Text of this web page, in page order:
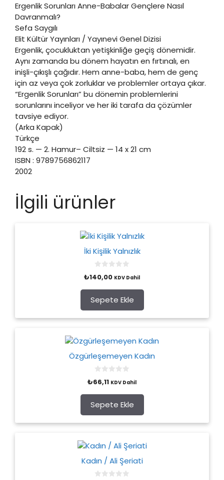
Ergenlik Sorunları Anne-Babalar Gençlere Nasıl
Davranmalı?
Sefa Saygılı
Elit Kültür Yayınları / Yayınevi Genel Dizisi
Ergenlik, çocukluktan yetişkinliğe geçiş dönemidir.
Aynı zamanda bu dönem hayatın en fırtınalı, en
inişli-çıkışlı çağıdır. Hem anne-baba, hem de genç
için az veya çok zorluklar ve problemler ortaya çıkar.
“Ergenlik Sorunları” bu dönemin problemlerini
sorunlarını inceliyor ve her iki tarafa da çözümler
tavsiye ediyor.
(Arka Kapak)
Türkçe
192 s. — 2. Hamur– Ciltsiz — 14 x 21 cm
ISBN : 9789756862117
2002
İlgili ürünler
İki Kişilik Yalnızlık
0
o
t
o
f
5
₺140,00 KDV Dahil
Sepete Ekle
Özgürleşemeyen Kadın
o
t
o
f
5
₺66,11 KDV Dahil
Sepete Ekle
Kadın / Ali Şeriati